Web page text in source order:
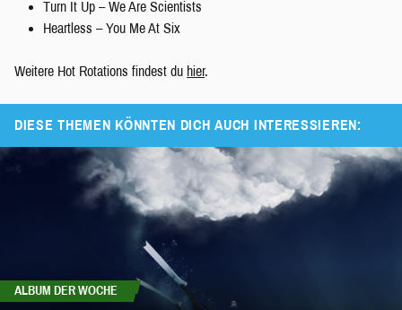
Turn It Up – We Are Scientists
Heartless – You Me At Six
Weitere Hot Rotations findest du hier.
DIESE THEMEN KÖNNTEN DICH AUCH INTERESSIEREN:
ALBUM DER WOCHE